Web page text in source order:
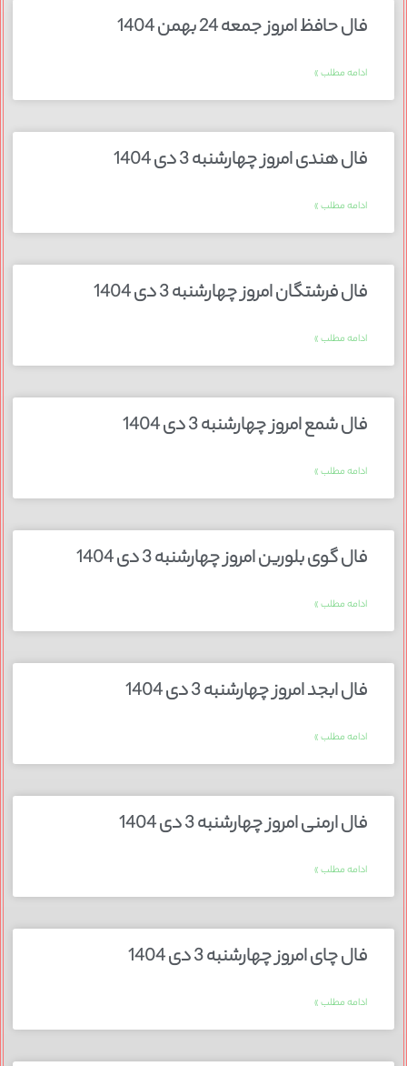
فال حافظ امروز جمعه 24 بهمن 1404
ادامه مطلب »
فال هندی امروز چهارشنبه 3 دی 1404
ادامه مطلب »
فال فرشتگان امروز چهارشنبه 3 دی 1404
ادامه مطلب »
فال شمع امروز چهارشنبه 3 دی 1404
ادامه مطلب »
فال گوی بلورین امروز چهارشنبه 3 دی 1404
ادامه مطلب »
فال ابجد امروز چهارشنبه 3 دی 1404
ادامه مطلب »
فال ارمنی امروز چهارشنبه 3 دی 1404
ادامه مطلب »
فال چای امروز چهارشنبه 3 دی 1404
ادامه مطلب »